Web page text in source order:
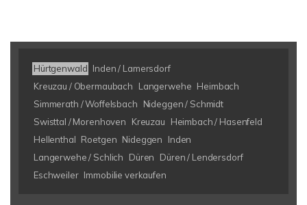
Hürtgenwald Inden / Lamersdorf
Kreuzau / Obermaubach
Langerwehe Heimbach
Simmerath / Woffelsbach
Nideggen / Schmidt
Swisttal / Morenhoven
Kreuzau
Heimbach / Hasenfeld
Hellenthal Roetgen Nideggen
Inden
Langerwehe / Schlich
Düren
Düren / Lendersdorf
Eschweiler Immobilie verkaufen